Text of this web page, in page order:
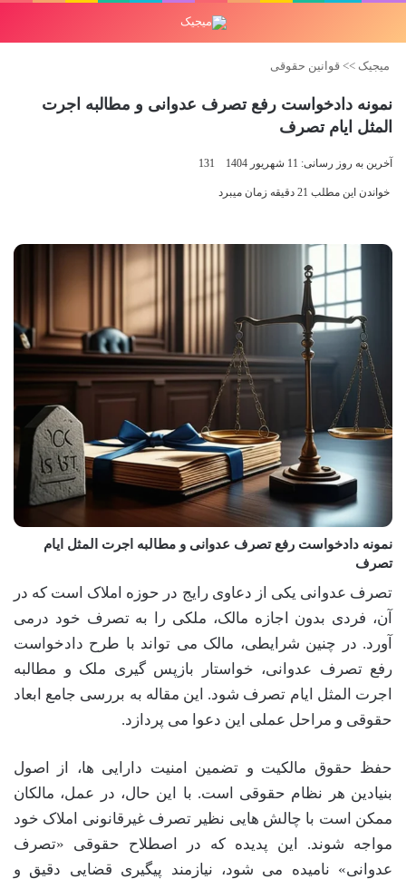
میجیک >> قوانین حقوقی
نمونه دادخواست رفع تصرف عدوانی و مطالبه اجرت
المثل ایام تصرف
آخرین به روز رسانی: 11 شهریور 1404 131
خواندن این مطلب 21 دقیقه زمان میبرد
نمونه دادخواست رفع تصرف عدوانی و مطالبه اجرت المثل ایام
تصرف
تصرف عدوانی یکی از دعاوی رایج در حوزه املاک است که در
آن، فردی بدون اجازه مالک، ملکی را به تصرف خود درمی
آورد. در چنین شرایطی، مالک می تواند با طرح دادخواست
رفع تصرف عدوانی، خواستار بازپس گیری ملک و مطالبه
اجرت المثل ایام تصرف شود. این مقاله به بررسی جامع ابعاد
حقوقی و مراحل عملی این دعوا می پردازد.
حفظ حقوق مالکیت و تضمین امنیت دارایی ها، از اصول
بنیادین هر نظام حقوقی است. با این حال، در عمل، مالکان
ممکن است با چالش هایی نظیر تصرف غیرقانونی املاک خود
مواجه شوند. این پدیده که در اصطلاح حقوقی «تصرف
عدوانی» نامیده می شود، نیازمند پیگیری قضایی دقیق و